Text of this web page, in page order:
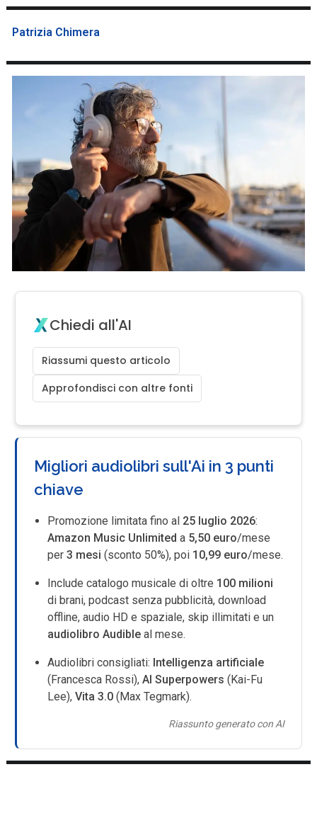
Patrizia Chimera
Chiedi all'AI
Riassumi questo articolo
Approfondisci con altre fonti
Migliori audiolibri sull'Ai in 3 punti
chiave
Promozione limitata fino al 25 luglio 2026:
Amazon Music Unlimited a 5,50 euro/mese
per3 mesi (sconto 50%), poi 10,99 euro/mese.
Include catalogo musicale di oltre 100 milioni
di brani, podcast senza pubblicità, download
offline, audio HD e spaziale, skip illimitati e un
audiolibro Audible al mese.
Audiolibri consigliati: Intelligenza artificiale
(Francesca Rossi),AI Superpowers (Kai-Fu
Lee),Vita 3.0 (Max Tegmark).
Riassunto generato con AI